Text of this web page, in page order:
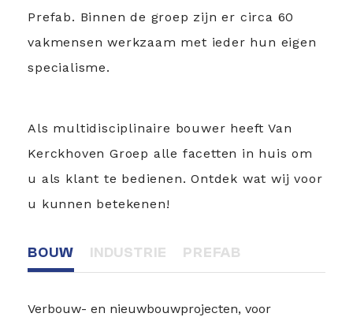
Prefab. Binnen de groep zijn er circa 60
vakmensen werkzaam met ieder hun eigen
specialisme.
Als multidisciplinaire bouwer heeft Van
Kerckhoven Groep alle facetten in huis om
u als klant te bedienen. Ontdek wat wij voor
u kunnen betekenen!
BOUW INDUSTRIE PREFAB
Verbouw- en nieuwbouwprojecten, voor
BOUW INDUSTRIE PREFAB
BOUW INDUSTRIE PREFAB